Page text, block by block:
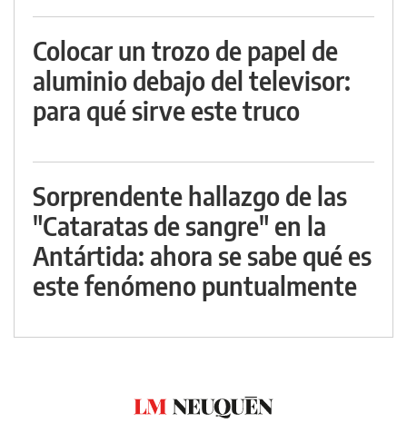
Colocar un trozo de papel de
aluminio debajo del televisor:
para qué sirve este truco
Sorprendente hallazgo de las
"Cataratas de sangre" en la
Antártida: ahora se sabe qué es
este fenómeno puntualmente